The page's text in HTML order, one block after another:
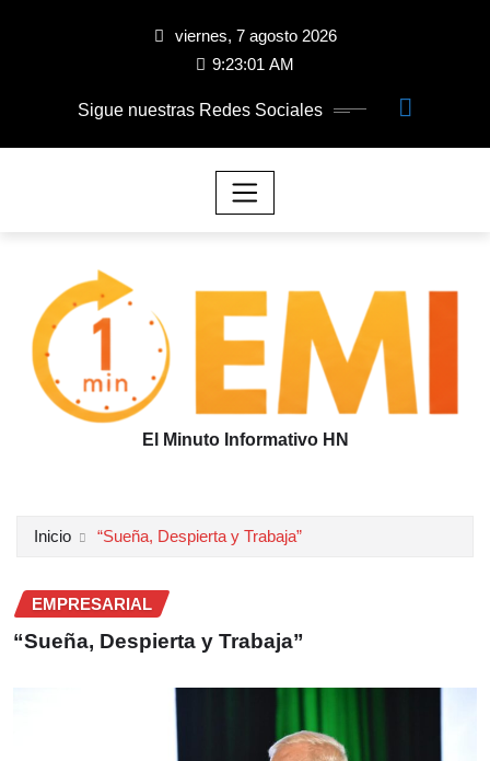
viernes, 7 agosto 2026
9:23:01 AM
Sigue nuestras Redes Sociales
El Minuto Informativo HN
Inicio “Sueña, Despierta y Trabaja”
EMPRESARIAL
“Sueña, Despierta y Trabaja”